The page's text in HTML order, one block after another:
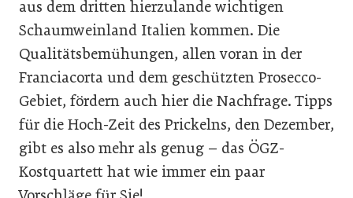
aus dem dritten hierzulande wichtigen
Schaumweinland Italien kommen. Die
Qualitätsbemühungen, allen voran in der
Franciacorta und dem geschützten Prosecco-
Gebiet, fördern auch hier die Nachfrage. Tipps
für die Hoch-Zeit des Prickelns, den Dezember,
gibt es also mehr als genug – das ÖGZ-
Kostquartett hat wie immer ein paar